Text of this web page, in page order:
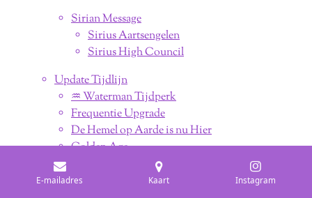
Sirian Message
Sirius Aartsengelen
Sirius High Council
Update Tijdlijn
♒︎ Waterman Tijdperk
Frequentie Upgrade
De Hemel op Aarde is nu Hier
Golden Age
Levende Bibliotheek
From Dark to Light
E-mailadres Kaart Instagram